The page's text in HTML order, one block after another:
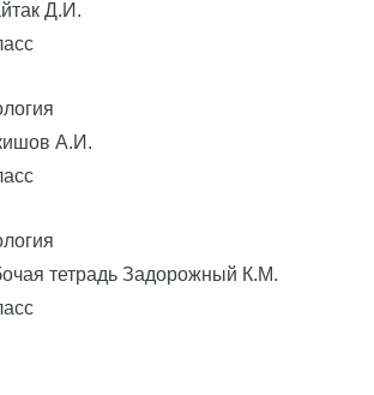
Д.И.
А.И.
тетрадь Задорожный К.М.